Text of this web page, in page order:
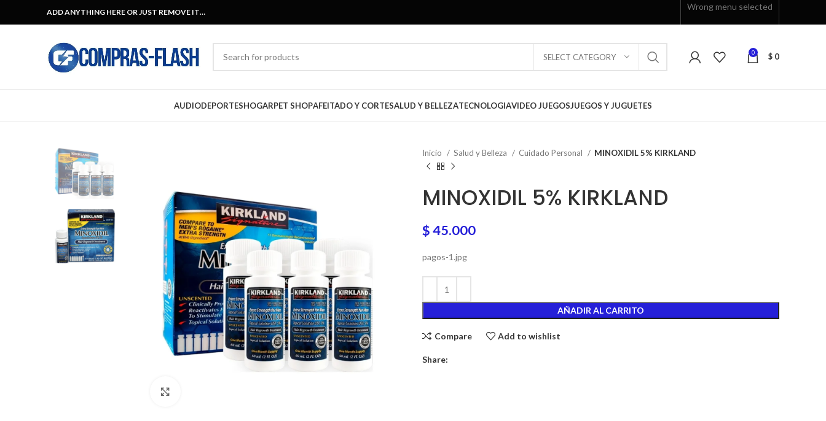
ADD ANYTHING HERE OR JUST REMOVE IT…
Wrong menu selected
SELECT CATEGORY 0 $ 0
AUDIODEPORTESHOGARPET SHOPAFEITADO Y CORTESALUD Y BELLEZATECNOLOGIAVIDEO JUEGOSJUEGOS Y JUGUETES
Inicio Salud y Belleza Cuidado Personal MINOXIDIL 5% KIRKLAND
MINOXIDIL 5% KIRKLAND
$45.000
pagos-1.jpg
AÑADIR AL CARRITO
Compare Add to wishlist
Share: